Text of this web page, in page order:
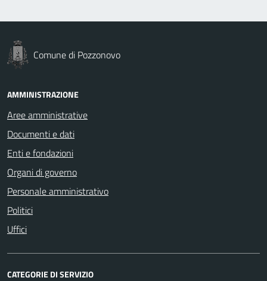
Comune di Pozzonovo
AMMINISTRAZIONE
Aree amministrative
Documenti e dati
Enti e fondazioni
Organi di governo
Personale amministrativo
Politici
Uffici
CATEGORIE DI SERVIZIO